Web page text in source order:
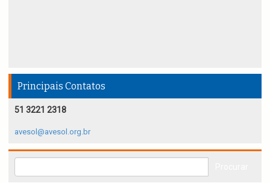
Principais Contatos
51 3221 2318
avesol@avesol.org.br